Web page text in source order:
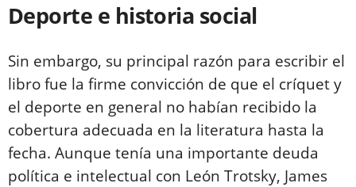
Deporte e historia social
Sin embargo, su principal razón para escribir el
libro fue la firme convicción de que el críquet y
el deporte en general no habían recibido la
cobertura adecuada en la literatura hasta la
fecha. Aunque tenía una importante deuda
política e intelectual con León Trotsky, James